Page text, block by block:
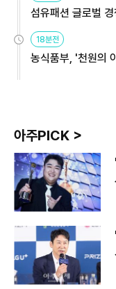
섬유패션 글로벌
18분전
농식품부, '천원의
아주PICK >